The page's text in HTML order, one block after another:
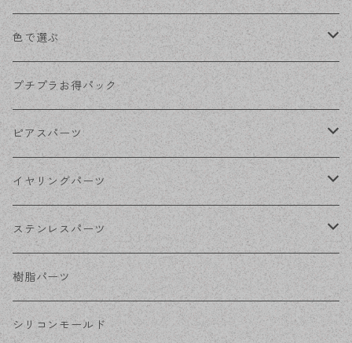
色で選ぶ
KCゴールド
ゴールド
シルバー
ホワイトシルバー
ステンレス・シルバー
ステンレス・ゴールド
プチプラお得パック
ピアスパーツ
ポストピアス
フックピアス
その他ピアス
イヤリングパーツ
ネジばねイヤリング
クリップイヤリング
ノンホールピアス
ステンレスパーツ
ステンレスピアス
ステンレスイヤリング
樹脂パーツ
シリコンモールド